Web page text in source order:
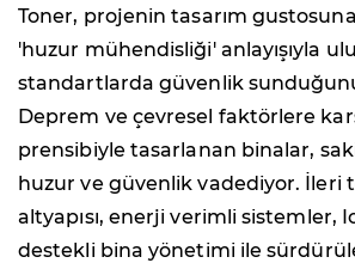
Toner, projenin tasarım
'huzur mühendisliği' anlayışıyla
standartlarda güvenlik
Deprem ve çevresel faktörlere
prensibiyle tasarlanan binalar,
huzur ve güvenlik vadediyor. İleri
altyapısı, enerji verimli sistemler,
destekli bina yönetimi ile